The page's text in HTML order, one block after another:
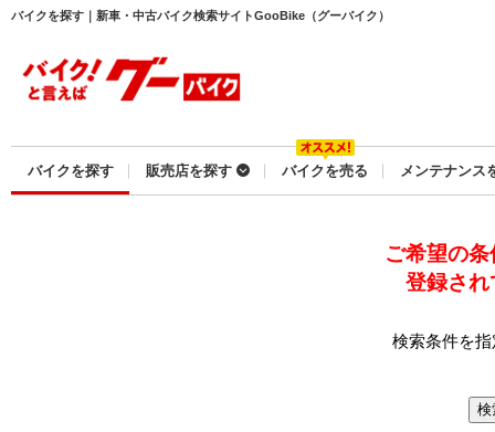
バイクを探す｜新車・中古バイク検索サイトGooBike（グーバイク）
バイクを探す 販売店を探す バイクを売る メンテナンス
ご希望の
登録され
検索条件を